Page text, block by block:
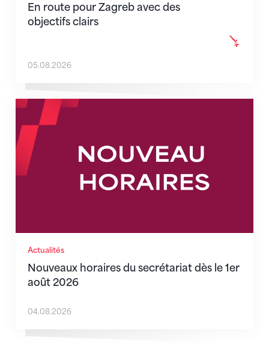
En route pour Zagreb avec des
objectifs clairs
05.08.2026
Actualités
Nouveaux horaires du secrétariat dès le 1er
août 2026
Nouveaux horaires du secrétariat dès le 1er août
04.08.2026